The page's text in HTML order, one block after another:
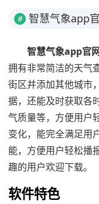
# 智慧气象app
智慧气象app官
拥有非常简洁的天气
街区并添加其他城市
据，还能及时获取各
气质量等，方便用户
变化，能完全满足用
能，方便用户轻松播
趣的用户欢迎下载。
软件特色